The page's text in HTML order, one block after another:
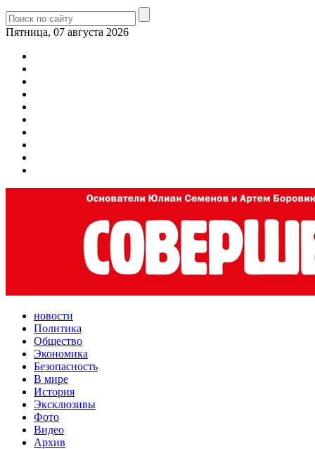
Пятница, 07 августа 2026
новости
Политика
Общество
Экономика
Безопасность
В мире
История
Эксклюзивы
Фото
Видео
Архив